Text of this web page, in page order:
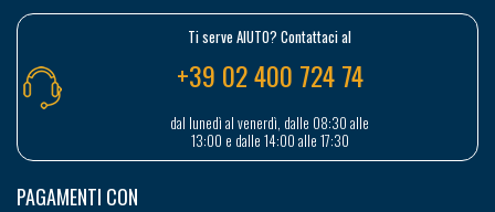
Ti serve AIUTO? Contattaci al
+39 02 400 724 74
dal lunedì al venerdì, dalle 08:30 alle
13:00 e dalle 14:00 alle 17:30
PAGAMENTI CON